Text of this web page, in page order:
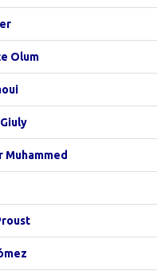
Olum
Muhammed